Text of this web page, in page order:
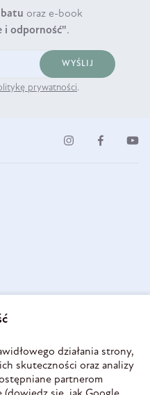
oraz e-book
i odporność".
WYŚLIJ
prywatności.
działania strony,
skuteczności oraz analizy
partnerom